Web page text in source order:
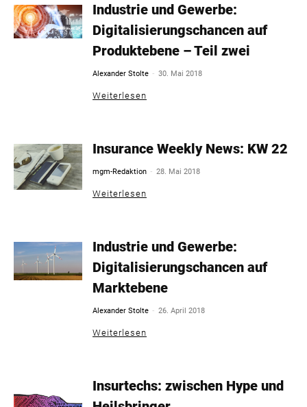
Industrie und Gewerbe:
Digitalisierungschancen auf
Produktebene – Teil zwei
Alexander Stolte - 30. Mai 2018
Weiterlesen
Insurance Weekly News: KW 22
mgm-Redaktion - 28. Mai 2018
Weiterlesen
Industrie und Gewerbe:
Digitalisierungschancen auf
Marktebene
Alexander Stolte - 26. April 2018
Weiterlesen
Insurtechs: zwischen Hype und